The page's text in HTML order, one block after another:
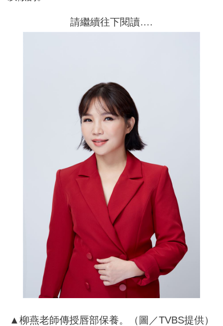
請繼續往下閱讀….
▲柳燕老師傳授唇部保養。（圖／TVBS提供）